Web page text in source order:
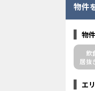
物件
物
飲
居抜
エ